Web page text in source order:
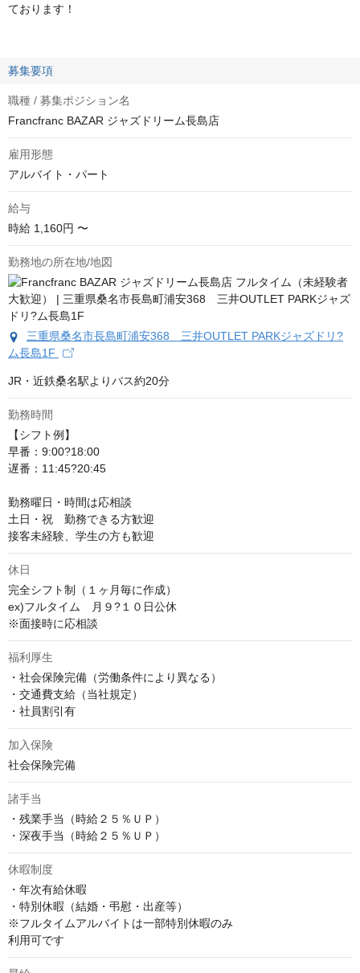
ております！
募集要項
職種 / 募集ポジション名
Francfranc BAZAR ジャズドリーム長島店
雇用形態
アルバイト・パート
給与
時給 1,160円 〜
勤務地の所在地/地図
三重県桑名市長島町浦安368 三井OUTLET PARKジャズドリ?
ム長島1F
JR・近鉄桑名駅よりバス約20分
勤務時間
【シフト例】
早番：9:00?18:00
遅番：11:45?20:45
勤務曜日・時間は応相談
土日・祝　勤務できる方歓迎
接客未経験、学生の方も歓迎
休日
完全シフト制（１ヶ月毎に作成）
ex)フルタイム　月９?１０日公休
※面接時に応相談
福利厚生
・社会保険完備（労働条件により異なる）
・交通費支給（当社規定）
・社員割引有
加入保険
社会保険完備
諸手当
・残業手当（時給２５％ＵＰ）
・深夜手当（時給２５％ＵＰ）
休暇制度
・年次有給休暇
・特別休暇（結婚・弔慰・出産等）
※フルタイムアルバイトは一部特別休暇のみ
利用可です